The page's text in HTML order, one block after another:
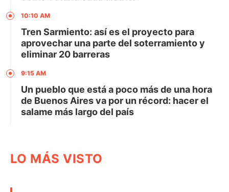
10:10 AM
Tren Sarmiento: así es el proyecto para
aprovechar una parte del soterramiento y
eliminar 20 barreras
9:15 AM
Un pueblo que está a poco más de una hora
de Buenos Aires va por un récord: hacer el
salame más largo del país
LO MÁS VISTO